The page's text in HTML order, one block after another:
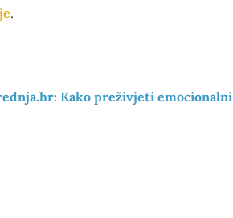
.
: Kako preživjeti emocionalni